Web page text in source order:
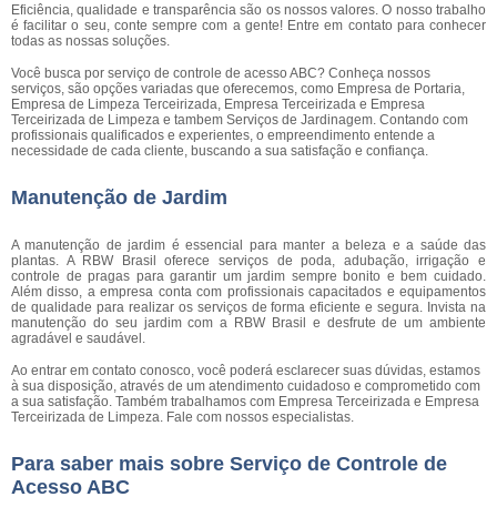
Eficiência, qualidade e transparência são os nossos valores. O nosso trabalho
é facilitar o seu, conte sempre com a gente! Entre em contato para conhecer
todas as nossas soluções.
Você busca por serviço de controle de acesso ABC? Conheça nossos
serviços, são opções variadas que oferecemos, como Empresa de Portaria,
Empresa de Limpeza Terceirizada, Empresa Terceirizada e Empresa
Terceirizada de Limpeza e tambem Serviços de Jardinagem. Contando com
profissionais qualificados e experientes, o empreendimento entende a
necessidade de cada cliente, buscando a sua satisfação e confiança.
Manutenção de Jardim
A manutenção de jardim é essencial para manter a beleza e a saúde das
plantas. A RBW Brasil oferece serviços de poda, adubação, irrigação e
controle de pragas para garantir um jardim sempre bonito e bem cuidado.
Além disso, a empresa conta com profissionais capacitados e equipamentos
de qualidade para realizar os serviços de forma eficiente e segura. Invista na
manutenção do seu jardim com a RBW Brasil e desfrute de um ambiente
agradável e saudável.
Ao entrar em contato conosco, você poderá esclarecer suas dúvidas, estamos
à sua disposição, através de um atendimento cuidadoso e comprometido com
a sua satisfação. Também trabalhamos com Empresa Terceirizada e Empresa
Terceirizada de Limpeza. Fale com nossos especialistas.
Para saber mais sobre Serviço de Controle de
Acesso ABC